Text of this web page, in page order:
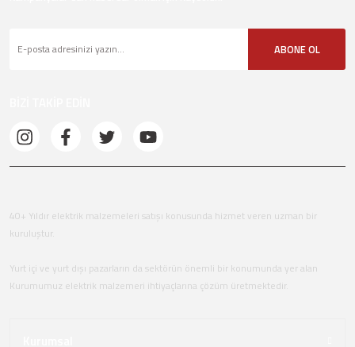
ABONE OL
40+ Yıldır elektrik malzemeleri satışı konusunda hizmet veren uzman bir
kuruluştur.
Yurt içi ve yurt dışı pazarların da sektörün önemli bir konumunda yer alan
Kurumumuz elektrik malzemeri ihtiyaçlarına çözüm üretmektedir.